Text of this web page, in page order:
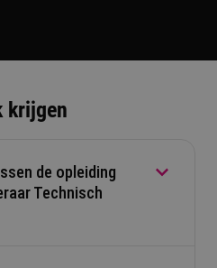
krijgen
de opleiding
Technisch